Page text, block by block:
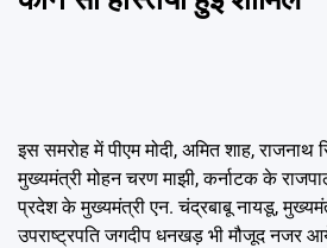
इस समरोह में पीएम मोदी, अमित शाह, राजनाथ
मुख्यमंत्री मोहन चरण माझी, कर्नाटक के
प्रदेश के मुख्यमंत्री एन. चंद्रबाबू नायडू,
उपराष्ट्रपति जगदीप धनखड़ भी मौजूद नजर